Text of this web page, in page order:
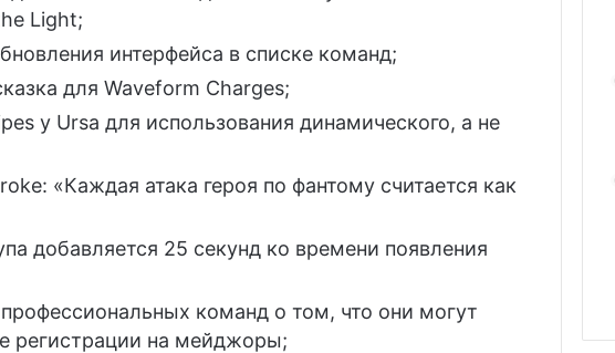
Light;
интерфейса в списке команд;
для Waveform Charges;
у Ursa для использования динамического, а не
«Каждая атака героя по фантому считается как
добавляется 25 секунд ко времени появления
команд о том, что они могут
регистрации на мейджоры;